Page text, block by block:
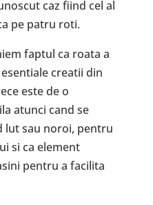
caz fiind cel al
pe patru roti.
faptul ca roata a
creatii din
este de o
atunci cand se
lut sau noroi, pentru
si ca element
pentru a facilita